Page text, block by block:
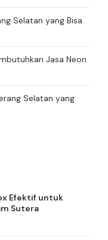
Selatan yang Bisa
Jasa Neon
Selatan yang
Efektif untuk
Sutera